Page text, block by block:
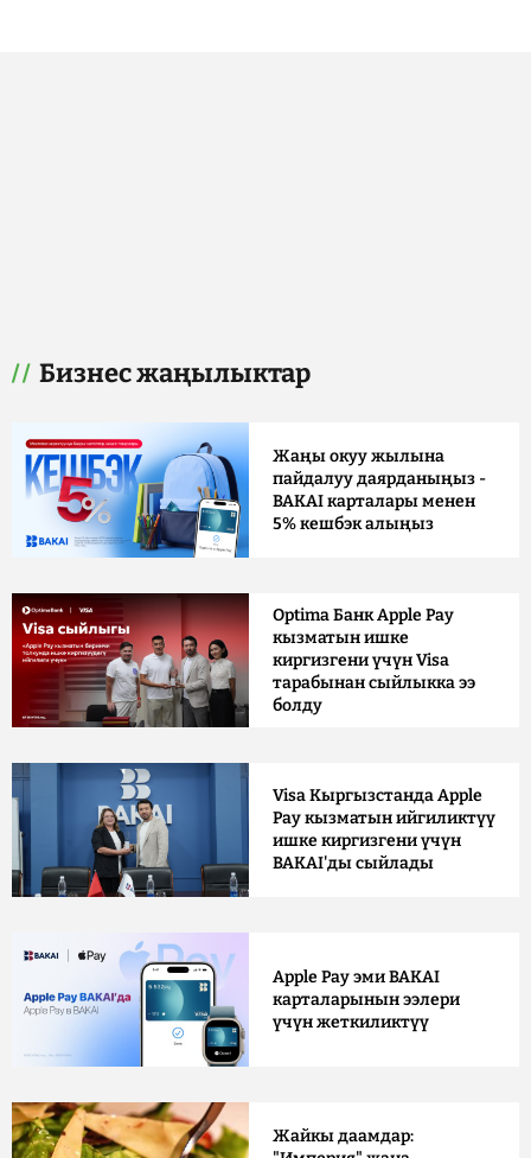
Бизнес жаңылыктар
Жаңы окуу жылына
пайдалуу даярданыңыз -
BAKAI карталары менен
5% кешбэк алыңыз
Optima Банк Apple Pay
кызматын ишке
киргизгени үчүн Visa
тарабынан сыйлыкка ээ
болду
Visa Кыргызстанда Apple
Pay кызматын ийгиликтүү
ишке киргизгени үчүн
BAKAI'ды сыйлады
Apple Pay эми BAKAI
карталарынын ээлери
үчүн жеткиликтүү
Жайкы даамдар: